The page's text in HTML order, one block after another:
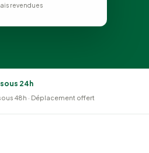
revendues
24h
48h · Déplacement offert